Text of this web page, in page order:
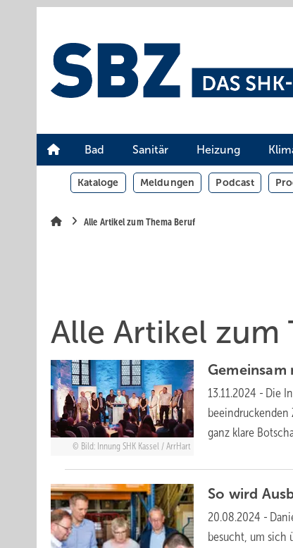
Bad Sanitär Heizung
Kataloge Meldungen Podcast
Alle Artikel zum Thema Beruf
Alle Artikel zum
Bild: Innung SHK Kassel / ArrHart
Ge
13.11.2024 - Die
ganz klare
So wird
20.08.2024 -
besucht, um sich